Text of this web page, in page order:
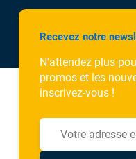
Recevez notre
N'attendez plus
promos et les
inscrivez-vous !